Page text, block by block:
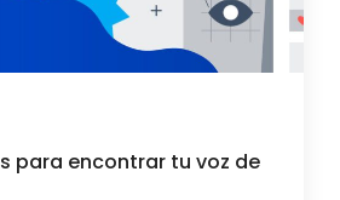
para encontrar tu voz de